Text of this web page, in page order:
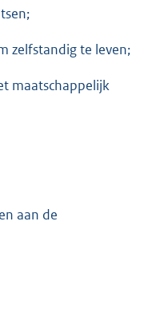
zelfstandig te leven;
maatschappelijk
aan de